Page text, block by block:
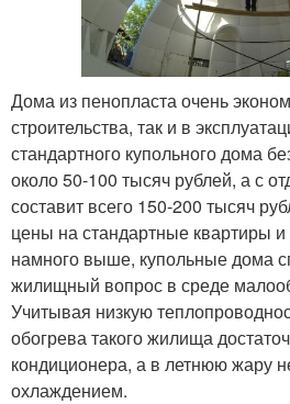
Дома из пенопласта очень
строительства, так и в
стандартного купольного дома
около 50-100 тысяч рублей, а с
составит всего 150-200 тысяч
цены на стандартные квартиры
намного выше, купольные дома
жилищный вопрос в среде
Учитывая низкую
обогрева такого жилища
кондиционера, а в летнюю жару
охлаждением.